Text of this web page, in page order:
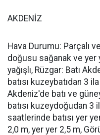
AKDENİZ
Hava Durumu: Parçalı
doğusu sağanak ve
yağışlı, Rüzgar: Batı
batısı kuzeybatıdan 3
Akdeniz'de batı ve
batısı kuzeydoğudan 3
saatlerinde batısı yer
2,0 m, yer yer 2,5 m,